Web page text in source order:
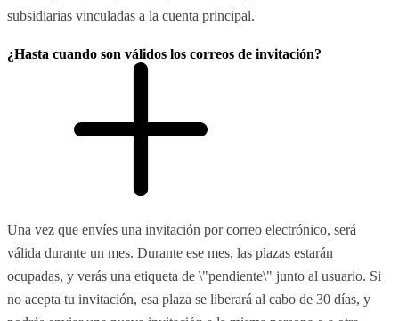
subsidiarias vinculadas a la cuenta principal.
¿Hasta cuando son válidos los correos de invitación?
Una vez que envíes una invitación por correo electrónico, será
válida durante un mes. Durante ese mes, las plazas estarán
ocupadas, y verás una etiqueta de \"pendiente\" junto al usuario. Si
no acepta tu invitación, esa plaza se liberará al cabo de 30 días, y